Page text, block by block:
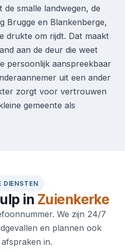
smalle landwegen, de
Brugge en Blankenberge,
drukte om rijdt. Dat maakt
aan de deur die weet
persoonlijk aanspreekbaar
uit een ander
zorgt voor vertrouwen
gemeente als
DIENSTEN
in Zuienkerke
We zijn 24/7
en plannen ook
in.